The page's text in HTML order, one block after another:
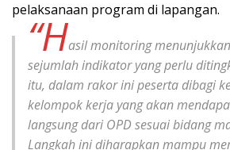
pelaksanaan program di lapangan.
“Hasil monitoring
sejumlah indikator yang perlu
itu, dalam rakor ini peserta dibagi
kelompok kerja yang akan
langsung dari OPD sesuai bidang
Langkah ini diharapkan mampu